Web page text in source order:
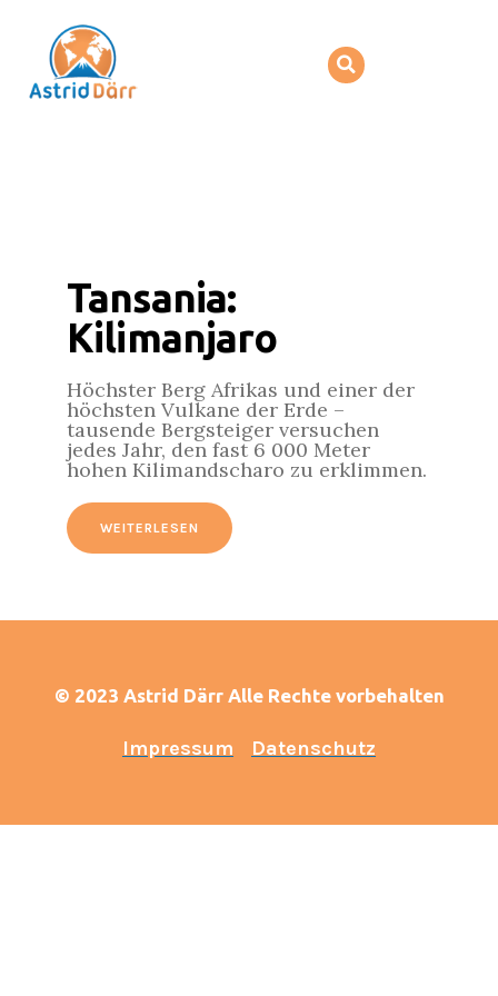
Tansania:
Kilimanjaro
Höchster Berg Afrikas und einer der
höchsten Vulkane der Erde –
tausende Bergsteiger versuchen
jedes Jahr, den fast 6 000 Meter
hohen Kilimandscharo zu erklimmen.
WEITERLESEN
© 2023 Astrid Därr Alle Rechte vorbehalten
Impressum Datenschutz